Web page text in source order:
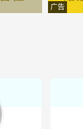
广告